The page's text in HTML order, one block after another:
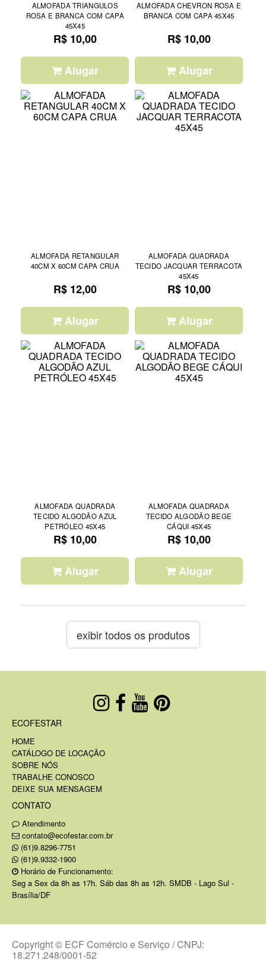
ALMOFADA TRIANGULOS
ROSA E BRANCA COM CAPA
45X45
R$ 10,00
Alugar
ALMOFADA CHEVRON ROSA E
BRANCA COM CAPA 45X45
R$ 10,00
Alugar
ALMOFADA RETANGULAR
40CM X 60CM CAPA CRUA
R$ 12,00
Alugar
ALMOFADA QUADRADA
TECIDO JACQUAR TERRACOTA
45X45
R$ 10,00
Alugar
ALMOFADA QUADRADA
TECIDO ALGODÃO AZUL
PETRÓLEO 45X45
R$ 10,00
Alugar
ALMOFADA QUADRADA
TECIDO ALGODÃO BEGE
CÁQUI 45X45
R$ 10,00
Alugar
exibir todos os produtos
ECOFESTAR
HOME
CATÁLOGO DE LOCAÇÃO
SOBRE NÓS
TRABALHE CONOSCO
DEIXE SUA MENSAGEM
CONTATO
Atendimento
contato@ecofestar.com.br
(61)9.8296-7751
(61)9.9332-1900
Horário de Funcionamento:
Seg a Sex da 8h as 17h. Sáb das 8h as 12h. SMDB - Lago Sul -
Brasília/DF
Copyright © ECF Comércio e Serviço / CNPJ:
18.271.248/0001-52